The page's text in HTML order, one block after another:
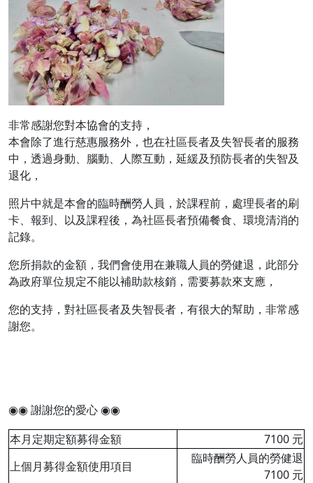
非常感謝您對本協會的支持，
本會除了進行慈惠服務外，也在社區長者及失智長者的服務
中，透過身動、腦動、 人際互動，延緩及預防長者的失智及
退化，
照片中就是本會的臨時酬勞人員，於課程前，處理長者的刷
卡、報到、 以及課程後，為社區長者預備餐食、環境清消的
記錄。
您所捐款的金額，我們會使用在兼職人員的勞健退， 此部分
為政府單位規定不能以補助款核銷，需要募款來支應，
您的支持，對社區長者及失智長者，有很大的幫助，非常感
謝您。
◉◉ 謝謝您的愛心 ◉◉
本月定期定額募得金額
7100 元
上個月募得金額使用項目
臨時酬勞人員的勞健退
7100 元